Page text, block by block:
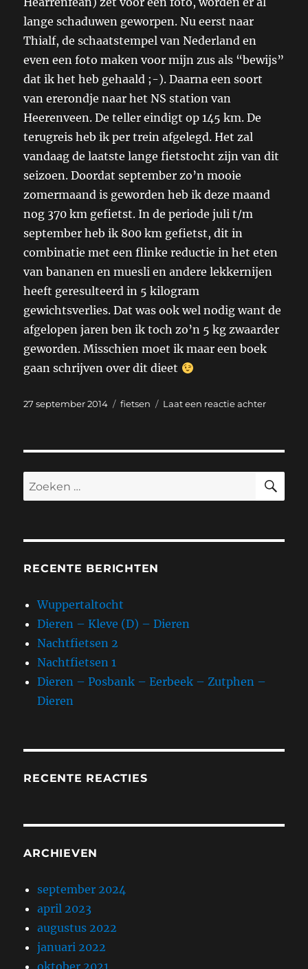
lange schaduwen geworpen. Nu eerst naar
Thialf, de schaatstempel van Nederland en
even een foto maken voor mijn zus als “bewijs”
dat ik het heb gehaald ;-). Daarna een soort
van ererondje naar het NS station van
Heerenveen. De teller eindigt op 145 km. De
terugreis heb ik per trein afgelegd. Het zal
vandaag de laatste lange fietstocht zijn van dit
seizoen. Doordat september zo’n mooie
zomermaand is geworden heb ik deze maand
nog 370 km gefietst. In de periode juli t/m
september heb ik 800 km gefietst, dit in
combinatie met een flinke reductie in het eten
van bananen en muesli en andere lekkernijen
heeft geresulteerd in 5 kilogram
gewichtsverlies. Dat was ook wel nodig want de
afgelopen jaren ben ik toch zo’n 5 kg zwaarder
geworden. Misschien moet ik maar een boek
gaan schrijven over dit dieet
Geplaatst
27 september 2014 Categorieën
fietsen Laat een reactie achterop
–
Zoeken
naar:
RECENTE BERICHTEN
Wuppertaltocht
Dieren – Kleve (D) – Dieren
Nachtfietsen 2
Nachtfietsen 1
Dieren – Posbank – Eerbeek – Zutphen –
Dieren
RECENTE REACTIES
ARCHIEVEN
september 2024
april 2023
augustus 2022
januari 2022